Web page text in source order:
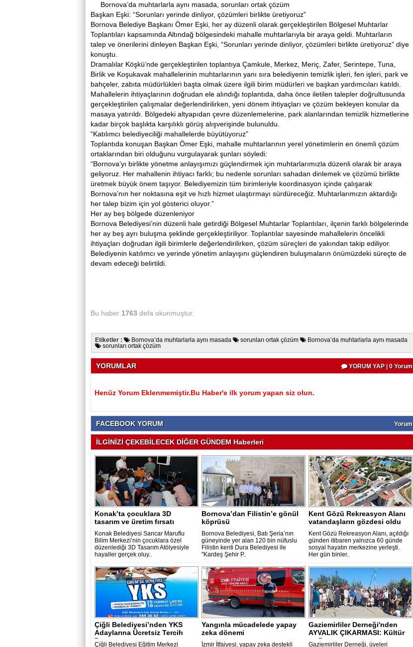
Bornova’da muhtarlarla aynı masada, sorunları ortak çözüm
Başkan Eşki: “Sorunları yerinde dinliyor, çözümleri birlikte üretiyoruz”
Bornova Belediye Başkanı Ömer Eşki, her ay düzenli olarak gerçekleştirilen Bölgesel Muhtarlar
Toplantıları kapsamında Altındağ bölgesindeki mahalle muhtarlarıyla bir araya geldi. Muhtarların
talep ve önerilerini dinleyen Başkan Eşki, “Sorunları yerinde dinliyor, çözümleri birlikte üretiyoruz” diye
konuştu.
Dramalılar Köşkü’nde gerçekleştirilen toplantıya Çamkule, Merkez, Meriç, Zafer, Serintepe, Tuna,
Birlik ve Koşukavak mahallelerinin muhtarlarının yanı sıra belediyenin temizlik işleri, fen işleri, park ve
bahçeler, zabıta müdürlükleri başta olmak üzere ilgili birim müdürleri ve başkan yardımcıları katıldı.
Mahallelerin ihtiyaçlarının doğrudan ele alındığı toplantıda, daha önce iletilen talepler doğrultusunda
gerçekleştirilen çalışmalar değerlendirilirken, yeni dönem ihtiyaçları ve çözüm bekleyen konular da
masaya yatırıldı. Bölgedeki altyapıdan çevre düzenlemelerine, park alanlarından temizlik hizmetlerine
kadar birçok başlıkta karşılıklı görüş alışverişinde bulunuldu.
“Katılımcı belediyeciliği mahallelerde büyütüyoruz”
Toplantıda konuşan Başkan Ömer Eşki, mahalle muhtarlarının yerel yönetimlerin en önemli çözüm
ortaklarından biri olduğunu vurgulayarak şunları söyledi:
“Bornova’yı birlikte yönetme anlayışımızı güçlendirmek için muhtarlarımızla düzenli olarak bir araya
geliyoruz. Her mahallenin ihtiyacı farklı; bu nedenle sorunları sahadan dinlemek ve çözümü birlikte
üretmek büyük önem taşıyor. Belediyemizin tüm birimleriyle koordinasyon içinde çalışarak
Bornova’nın her noktasına eşit ve hızlı hizmet ulaştırmayı sürdüreceğiz. Muhtarlarımızın aktardığı
her talep bizim için yol gösterici oluyor.”
Her ay beş bölgede düzenleniyor
Bornova Belediyesi’nin düzenli hale getirdiği Bölgesel Muhtarlar Toplantıları, ilçenin farklı bölgelerinde
her ay beş ayrı buluşma şeklinde gerçekleştiriliyor. Toplantılar sayesinde mahallelerin öncelikli
ihtiyaçları doğrudan ilgili birimlerle değerlendirilirken, çözüm süreçleri de yakından takip ediliyor.
Belediyenin katılımcı ve yerinde yönetim anlayışını güçlendiren buluşmaların önümüzdeki süreçte de
devam edeceği belirtildi.
Bu haber 1763 defa okunmuştur.
Etiketler : Bornova’da muhtarlarla aynı masada sorunları ortak çözüm
Bornova’da muhtarlarla aynı masada
sorunları ortak çözüm
YORUMLAR YORUM YAP | 0 Yorum
Henüz Yorum Eklenmemiştir.Bu Haber'e ilk yorum yapan siz olun.
FACEBOOK YORUM Yorum
İLGİNİZİ ÇEKEBİLECEK DİĞER GÜNDEM Haberleri
Konak’ta çocuklara 3D
tasarım ve üretim fırsatı
Konak Belediyesi Sancar Maruflu
Bilim Merkezi’nin çocuklara özel
düzenlediği 3D Tasarım Atölyesiyle
hayaller gerçek oluy..
Bornova’dan Filistin’e gönül
köprüsü
Bornova Belediyesi, Batı Şeria’nın
güneyinde yer alan 120 bin nüfuslu
Filistin kenti Dura Belediyesi ile
"Kardeş Şehir P..
Kent Gözü Rekreasyon Alanı
vatandaşların gözdesi oldu
Kent Gözü Rekreasyon Alanı, açıldığı
günden itibaren yalnızca 60 günde
sosyal hayatın merkezine yerleşti.
Her gün binler..
Çiğli Belediyesi’nden YKS
Adaylarına Ücretsiz Tercih
Danışma..
Çiğli Belediyesi Eğitim Merkezi
Yangınla mücadelede yapay
zeka dönemi
İzmir İtfaiyesi, yapay zeka destekli
Gaziemirliler Derneği'nden
AYVALIK ÇIKARMASI: Kültür
ve Dost..
Gaziemirliler Derneği, üyeleri